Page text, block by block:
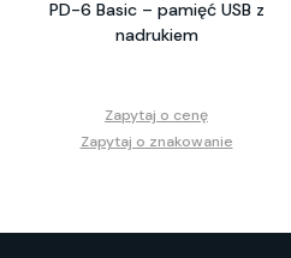
PD-6 Basic – pamięć USB z
nadrukiem
Zapytaj o cenę
Zapytaj o znakowanie